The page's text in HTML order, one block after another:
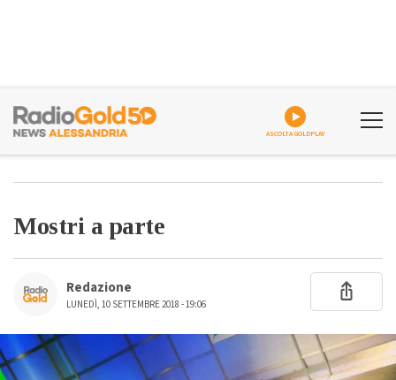
ASCOLTA GOLDPLAY
Mostri a parte
Redazione
LUNEDÌ, 10 SETTEMBRE 2018 - 19:06